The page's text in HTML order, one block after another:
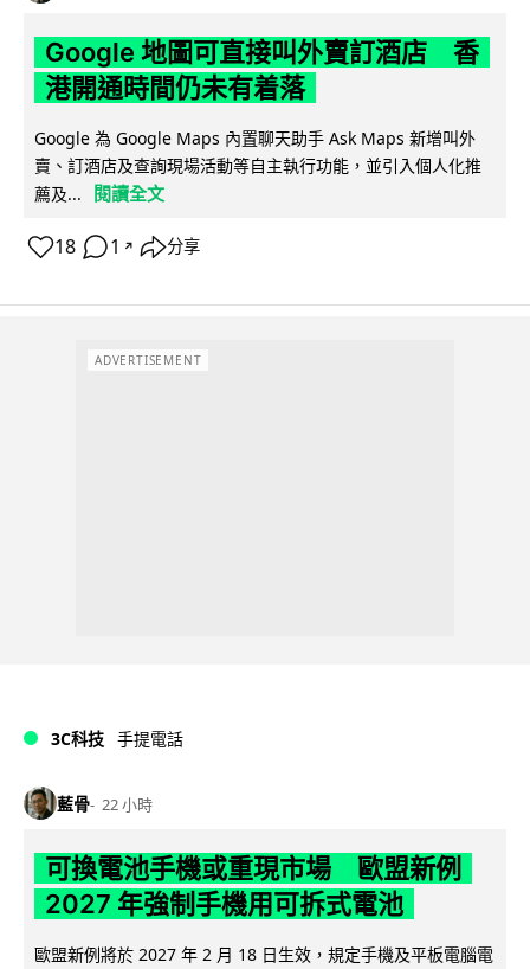
Google 地圖可直接叫外賣訂酒店 香
港開通時間仍未有着落
Google 為 Google Maps 內置聊天助手 Ask Maps 新增叫外
賣、訂酒店及查詢現場活動等自主執行功能，並引入個人化推
薦及...
閱讀全文
18 1 ↗ 分享
ADVERTISEMENT
3C科技 手提電話
藍骨 22 小時
可換電池手機或重現市場 歐盟新例
2027 年強制手機用可拆式電池
歐盟新例將於 2027 年 2 月 18 日生效，規定手機及平板電腦電